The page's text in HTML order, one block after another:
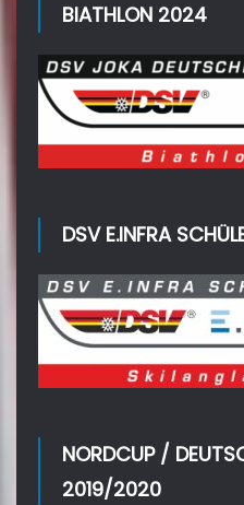
BIATHLON 2024
DSV E.INFRA
NORDCUP /
2019/2020